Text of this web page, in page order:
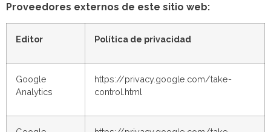
Proveedores externos de este sitio web:
Editor Política de privacidad
Google
Analytics
https://privacy.google.com/take-
control.html